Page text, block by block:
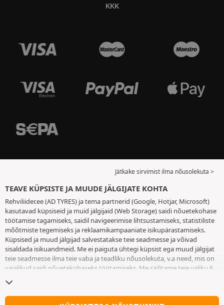
KKK
Jätkake sirvimist ilma nõusolekuta >
TEAVE KÜPSISTE JA MUUDE JÄLGIJATE KOHTA
Rehviliider.ee (AD TYRES) ja tema partnerid (Google, Hotjar, Microsoft)
kasutavad küpsiseid ja muid jälgijaid (Web Storage) saidi nõuetekohase
töötamise tagamiseks, saidil navigeerimise lihtsustamiseks, statistiliste
mõõtmiste tegemiseks ja reklaamikampaaniate isikupärastamiseks.
Küpsised ja muud jälgijad salvestatakse teie seadmesse ja võivad
sisaldada isikuandmeid. Me ei paiguta ühtegi küpsist ega muud jälgijat
teie seadmesse ilma teie vaba ja teadliku nõusolekuta, v.a need, mis on
vajalikud saidi nõuetekohaseks töötamiseks. Me säilitame teie valiku 6
muude jälgijate lehele
nõusolekut küpsiste ja muude jälgijate teie seadmesse paigutamiseks.